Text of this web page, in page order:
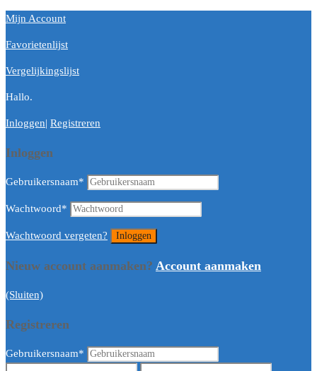
Mijn Account
Favorietenlijst
Vergelijkingslijst
Hallo.
Inloggen| Registreren
Inloggen
Gebruikersnaam*
Wachtwoord*
Wachtwoord vergeten?
Nieuw account aanmaken? Account aanmaken
(Sluiten)
Registreren
Gebruikersnaam*